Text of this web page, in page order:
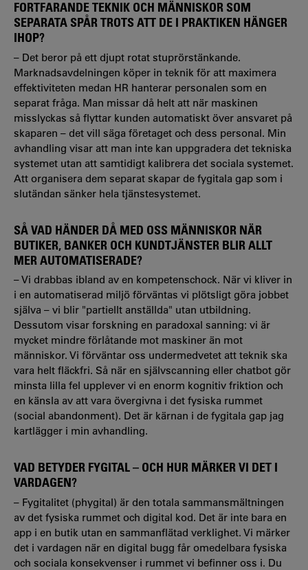
FORTFARANDE TEKNIK OCH MÄNNISKOR SOM
SEPARATA SPÅR TROTS ATT DE I PRAKTIKEN HÄNGER
IHOP?
– Det beror på ett djupt rotat stuprörstänkande.
Marknadsavdelningen köper in teknik för att maximera
effektiviteten medan HR hanterar personalen som en
separat fråga. Man missar då helt att när maskinen
misslyckas så flyttar kunden automatiskt över ansvaret på
skaparen – det vill säga företaget och dess personal. Min
avhandling visar att man inte kan uppgradera det tekniska
systemet utan att samtidigt kalibrera det sociala systemet.
Att organisera dem separat skapar de fygitala gap som i
slutändan sänker hela tjänstesystemet.
SÅ VAD HÄNDER DÅ MED OSS MÄNNISKOR NÄR
BUTIKER, BANKER OCH KUNDTJÄNSTER BLIR ALLT
MER AUTOMATISERADE?
– Vi drabbas ibland av en kompetenschock. När vi kliver in
i en automatiserad miljö förväntas vi plötsligt göra jobbet
själva – vi blir "partiellt anställda" utan utbildning.
Dessutom visar forskning en paradoxal sanning: vi är
mycket mindre förlåtande mot maskiner än mot
människor. Vi förväntar oss undermedvetet att teknik ska
vara helt fläckfri. Så när en självscanning eller chatbot gör
minsta lilla fel upplever vi en enorm kognitiv friktion och
en känsla av att vara övergivna i det fysiska rummet
(social abandonment). Det är kärnan i de fygitala gap jag
kartlägger i min avhandling.
VAD BETYDER FYGITAL – OCH HUR MÄRKER VI DET I
VARDAGEN?
– Fygitalitet (phygital) är den totala sammansmältningen
av det fysiska rummet och digital kod. Det är inte bara en
app i en butik utan en sammanflätad verklighet. Vi märker
det i vardagen när en digital bugg får omedelbara fysiska
och sociala konsekvenser i rummet vi befinner oss i. Du